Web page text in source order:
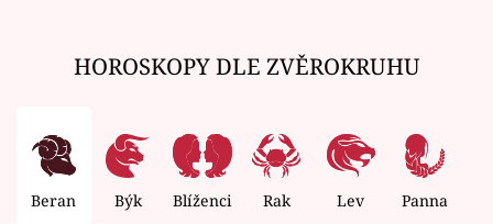
HOROSKOPY DLE ZVĚROKRUHU
Beran Býk Blíženci Rak Lev Panna